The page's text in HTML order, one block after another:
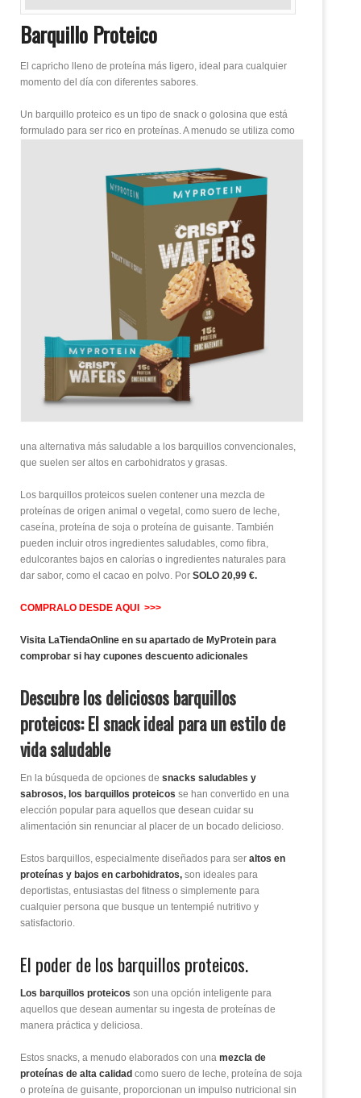
Barquillo Proteico
El capricho lleno de proteína más ligero, ideal para cualquier
momento del día con diferentes sabores.
Un barquillo proteico es un tipo de snack o golosina que está
formulado para ser rico en proteínas.A menudo se utiliza como
una alternativa más saludable a los barquillos convencionales,
que suelen ser altos en carbohidratos y grasas.
Los barquillos proteicos suelen contener una mezcla de
proteínas de origen animal o vegetal, como suero de leche,
caseína, proteína de soja o proteína de guisante. También
pueden incluir otros ingredientes saludables, como fibra,
edulcorantes bajos en calorías o ingredientes naturales para
dar sabor, como el cacao en polvo. Por SOLO 20,99 €.
COMPRALO DESDE AQUI >>>
Visita LaTiendaOnline en su apartado de MyProtein para
comprobar si hay cupones descuento adicionales
Descubre los deliciosos barquillos
proteicos: El snack ideal para un estilo de
vida saludable
En la búsqueda de opciones de snacks saludables y
sabrosos, los barquillos proteicos se han convertido en una
elección popular para aquellos que desean cuidar su
alimentación sin renunciar al placer de un bocado delicioso.
Estos barquillos, especialmente diseñados para ser altos en
proteínas y bajos en carbohidratos, son ideales para
deportistas, entusiastas del fitness o simplemente para
cualquier persona que busque un tentempié nutritivo y
satisfactorio.
El poder de los barquillos proteicos.
Los barquillos proteicos son una opción inteligente para
aquellos que desean aumentar su ingesta de proteínas de
manera práctica y deliciosa.
Estos snacks, a menudo elaborados con una mezcla de
proteínas de alta calidad como suero de leche, proteína de soja
o proteína de guisante, proporcionan un impulso nutricional sin